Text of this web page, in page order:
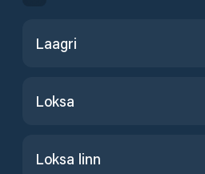
Laagri
Loksa
Loksa linn